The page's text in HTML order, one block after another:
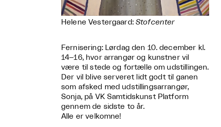
Helene Vestergaard: Stofcenter
Fernisering: Lørdag den 10. december kl.
14–16, hvor arrangør og kunstner vil
være til stede og fortælle om udstillingen.
Der vil blive serveret lidt godt til ganen
som afsked med udstillingsarrangør,
Sonja, på VK Samtidskunst Platform
gennem de sidste to år.
Alle er velkomne!